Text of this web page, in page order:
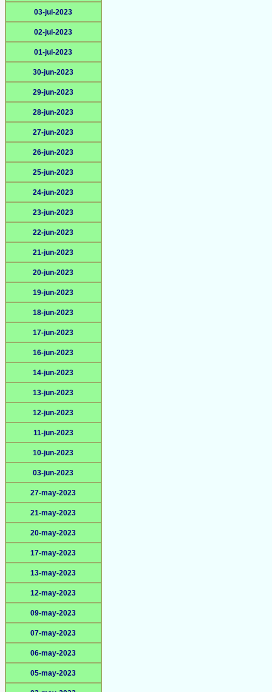
03-jul-2023
02-jul-2023
01-jul-2023
30-jun-2023
29-jun-2023
28-jun-2023
27-jun-2023
26-jun-2023
25-jun-2023
24-jun-2023
23-jun-2023
22-jun-2023
21-jun-2023
20-jun-2023
19-jun-2023
18-jun-2023
17-jun-2023
16-jun-2023
14-jun-2023
13-jun-2023
12-jun-2023
11-jun-2023
10-jun-2023
03-jun-2023
27-may-2023
21-may-2023
20-may-2023
17-may-2023
13-may-2023
12-may-2023
09-may-2023
07-may-2023
06-may-2023
05-may-2023